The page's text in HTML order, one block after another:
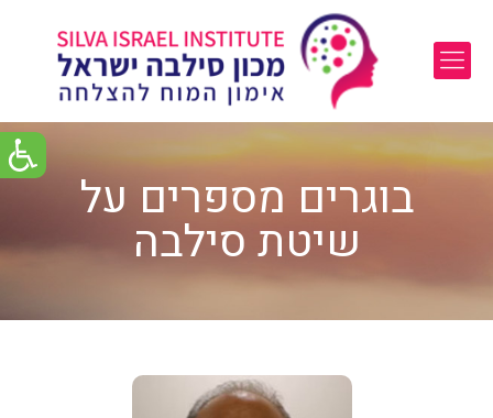
בוגרים מספרים על
שיטת סילבה